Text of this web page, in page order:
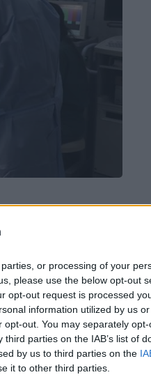
or processing of your
please use the below opt-out
opt-out request is processed
information utilized by us
out. You may separately
parties on the IAB’s list of
by us to third parties on the
it to other third parties.
.
όλων
την από
τηςλίστας